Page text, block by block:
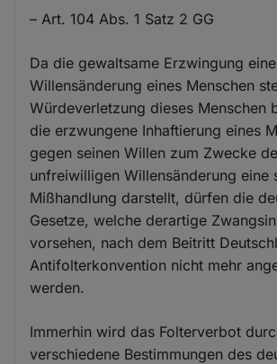
– Art. 104 Abs. 1 Satz 2 GG
Da die gewaltsame Erzwingung
Willensänderung eines Menschen
Würdeverletzung dieses Menschen
die erzwungene Inhaftierung eines
gegen seinen Willen zum Zwecke
unfreiwilligen Willensänderung eine
Mißhandlung darstellt, dürfen die
Gesetze, welche derartige
vorsehen, nach dem Beitritt
Antifolterkonvention nicht mehr
werden.
Immerhin wird das Folterverbot
verschiedene Bestimmungen des